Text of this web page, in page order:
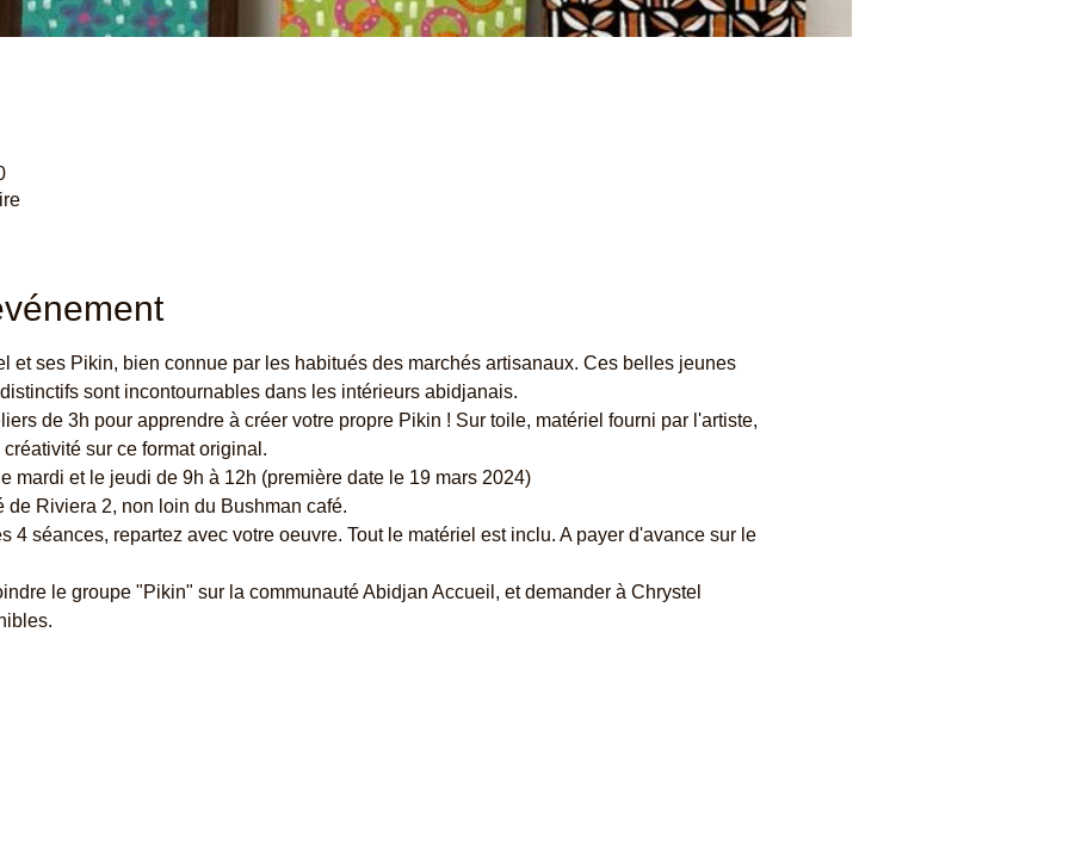
et ses Pikin, bien connue par les habitués des marchés artisanaux. Ces belles jeunes
sont incontournables dans les intérieurs abidjanais.
de 3h pour apprendre à créer votre propre Pikin ! Sur toile, matériel fourni par l'artiste,
sur ce format original.
mardi et le jeudi de 9h à 12h (première date le 19 mars 2024)
Riviera 2, non loin du Bushman café.
4 séances, repartez avec votre oeuvre. Tout le matériel est inclu. A payer d'avance sur le
le groupe "Pikin" sur la communauté Abidjan Accueil, et demander à Chrystel